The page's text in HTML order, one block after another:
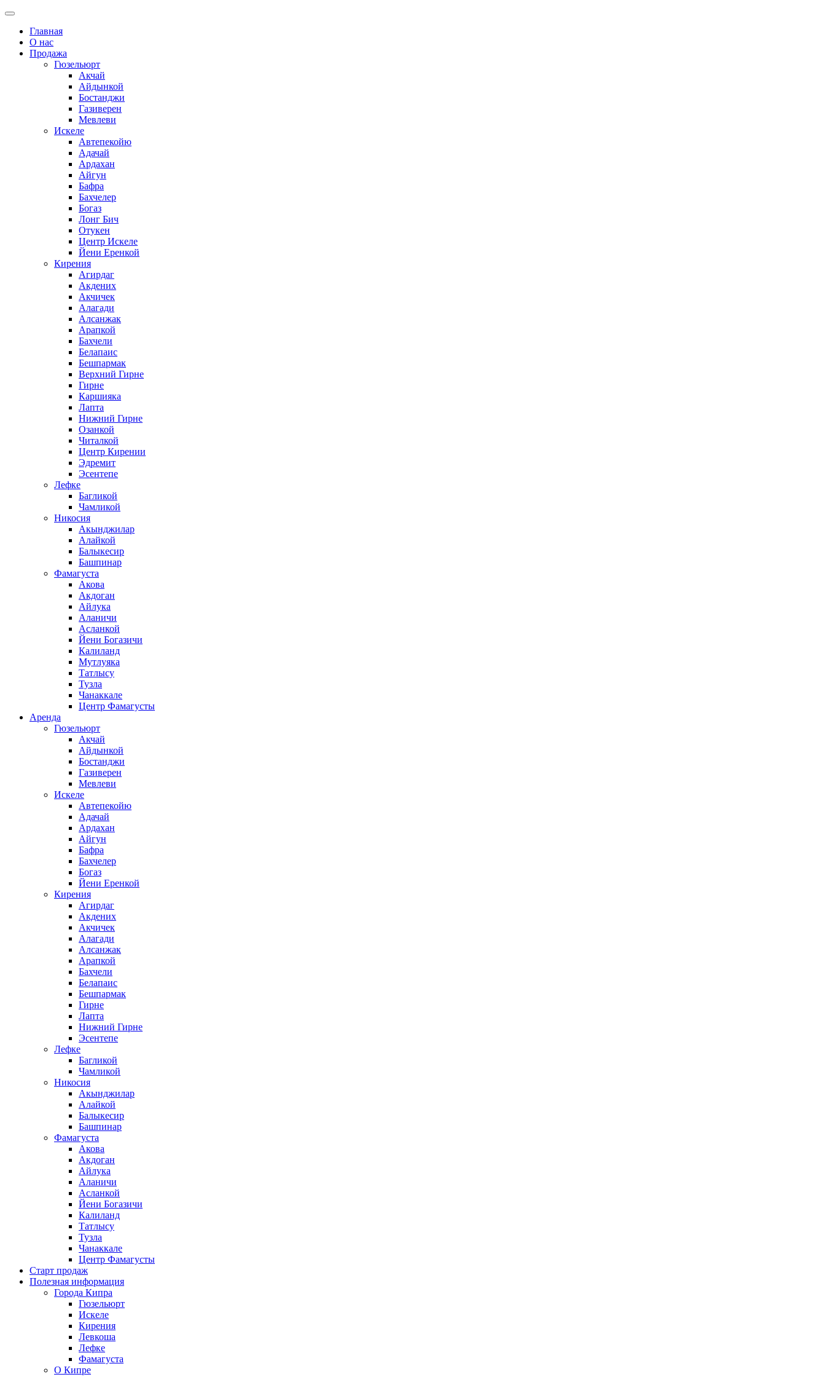
Главная
О нас
Продажа
Гюзельюрт
Акчай
Айдынкой
Бостанджи
Газиверен
Мевлеви
Искеле
Автепекойю
Адачай
Ардахан
Айгун
Бафра
Бахчелер
Богаз
Лонг Бич
Отукен
Центр Искеле
Йени Еренкой
Кирения
Агирдаг
Акдених
Акчичек
Алагади
Алсанжак
Арапкой
Бахчели
Белапаис
Бешпармак
Верхний Гирне
Гирне
Каршияка
Лапта
Нижний Гирне
Озанкой
Читалкой
Центр Кирении
Эдремит
Эсентепе
Лефке
Багликой
Чамликой
Никосия
Акынджилар
Алайкой
Балыкесир
Башпинар
Фамагуста
Акова
Акдоган
Айлука
Аланичи
Асланкой
Йени Богазичи
Калиланд
Мутлуяка
Татлысу
Тузла
Чанаккале
Центр Фамагусты
Аренда
Гюзельюрт
Акчай
Айдынкой
Бостанджи
Газиверен
Мевлеви
Искеле
Автепекойю
Адачай
Ардахан
Айгун
Бафра
Бахчелер
Богаз
Йени Еренкой
Кирения
Агирдаг
Акдених
Акчичек
Алагади
Алсанжак
Арапкой
Бахчели
Белапаис
Бешпармак
Гирне
Лапта
Нижний Гирне
Эсентепе
Лефке
Багликой
Чамликой
Никосия
Акынджилар
Алайкой
Балыкесир
Башпинар
Фамагуста
Акова
Акдоган
Айлука
Аланичи
Асланкой
Йени Богазичи
Калиланд
Татлысу
Тузла
Чанаккале
Центр Фамагусты
Старт продаж
Полезная информация
Города Кипра
Гюзельюрт
Искеле
Кирения
Левкоша
Лефке
Фамагуста
О Кипре